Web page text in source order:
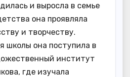
и выросла в семье
она проявляла
и творчеству.
школы она поступила в
институт
где изучала